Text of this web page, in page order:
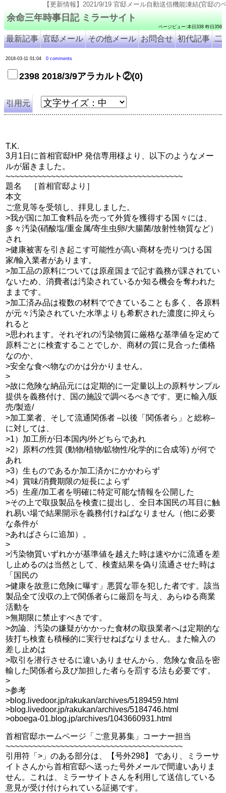
余命三年時事日記 ミラーサイト
ページビュー:本日338 昨日356
最新記事 官邸メール その他メール お問合せ 初代記事 二
2018-03-11 01:04 0 comments
2398 2018/3/9アラカルト②(0)
引用元
T.K.
3月1日に首相官邸HP 発信専用様より、以下のようなメー
ルが届きました。
~~~~~~~~~~~~~~~~~~~~~~~~~~~~~~~~~~~~~~~
題名 ［首相官邸より］
本文
ご意見等を受領し、拝見しました。
>我が国に加工食料品を売って外貨を獲得する国々には、
多々汚染(硝酸塩/重金属/寄生虫卵/大腸菌/放射性物質など）
され
>健康被害を引き起こす可能性が高い商材を売りつける国
家/輸入業者があります。
>加工品の原料については原産国まで記す義務が課されてい
ないため、消費者は汚染されているか知る機会を奪われた
ままです。
>加工済み品は複数の材料でできていることも多く、各原料
が元々汚染されていた水準よりも希釈された濃度に抑えら
れると
>思われます。それぞれの汚染物質に厳格な基準値を定めて
原料ごとに検査することでしか、商材の質に見合った価格
なのか、
>安全な食べ物なのかは分かりません。
>
>故に危険な納品元には定期的に一定量以上の原料サンプル
提供を義務付け、国の施設で調べるべきです。更に輸入/販
売/製造/
>加工業者、そして流通関係者 –以後「関係者ら」と総称–
に対しては、
>1）加工所が日本国内/外どちらであれ
>2）原料の性質 (動物/植物/鉱物性/化学的に合成等) が何で
あれ
>3）生ものであるか加工済かにかかわらず
>4）賞味/消費期限の短長によらず
>5）生産/加工者を明確に特定可能な情報を公開した
>その上で取扱製品を検査に提出し、全日本国民の耳目に触
れ易い場で結果開示を義務付けねばなりません（他に必要
な条件が
>あればさらに追加）。
>
>汚染物質いずれかが基準値を越えた時は速やかに流通を差
し止めるのは当然として、検査結果を偽り流通させた時は
「国民の
>健康を故意に危険に曝す」悪質な罪を犯した者です。該当
製品全て没収の上で関係者らに厳罰を与え、あらゆる商業
活動を
>無期限に禁止すべきです。
>勿論、汚染の嫌疑がかかった食材の取扱業者へは定期的な
抜打ち検査も積極的に実行せねばなりません。また輸入の
差し止めは
>取引を潜行させるに違いありませんから、危険な食品を密
輸した関係者ら及び加担した者らを罰する法も必要です。
>
>参考
>blog.livedoor.jp/rakukan/archives/5189459.html
>blog.livedoor.jp/rakukan/archives/5184746.html
>oboega-01.blog.jp/archives/1043660931.html
首相官邸ホームページ「ご意見募集」コーナー担当
~~~~~~~~~~~~~~~~~~~~~~~~~~~~~~~~~~~~~~~
引用符「>」のある部分は、【号外298】 であり、ミラーサ
イトさんから首相官邸へ送った号外メールで間違いありま
せん。これは、ミラーサイトさんを利用して送信している
意見が受け付けられている証拠です。
【更新情報】2021/9/19 官邸メール自動送信機能凍結(官邸のペー